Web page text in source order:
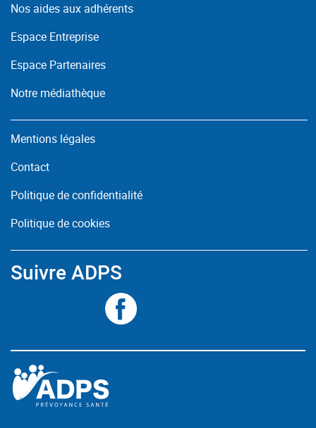
Nos aides aux adhérents
Espace Entreprise
Espace Partenaires
Notre médiathèque
Mentions légales
Contact
Politique de confidentialité
Politique de cookies
Suivre ADPS